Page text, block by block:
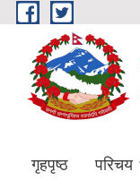
Skip to main content
गृहपृष्ठ परिचय